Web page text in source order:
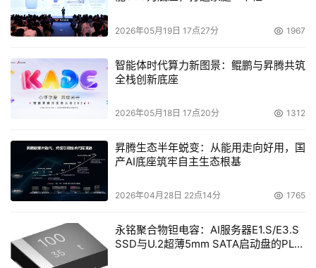
2026年05月19日 17点27分 1967
智能体时代算力新图景：鲲鹏与昇腾共筑
全栈创新底座
2026年05月18日 17点20分 1312
昇腾生态半年蜕变：从能用走向好用，国
产AI底座筑牢自主生态根基
2026年04月28日 22点14分 1765
永铭聚合物钽电容：AI服务器E1.S/E3.S
SSD与U.2超薄5mm SATA启动盘的PLP